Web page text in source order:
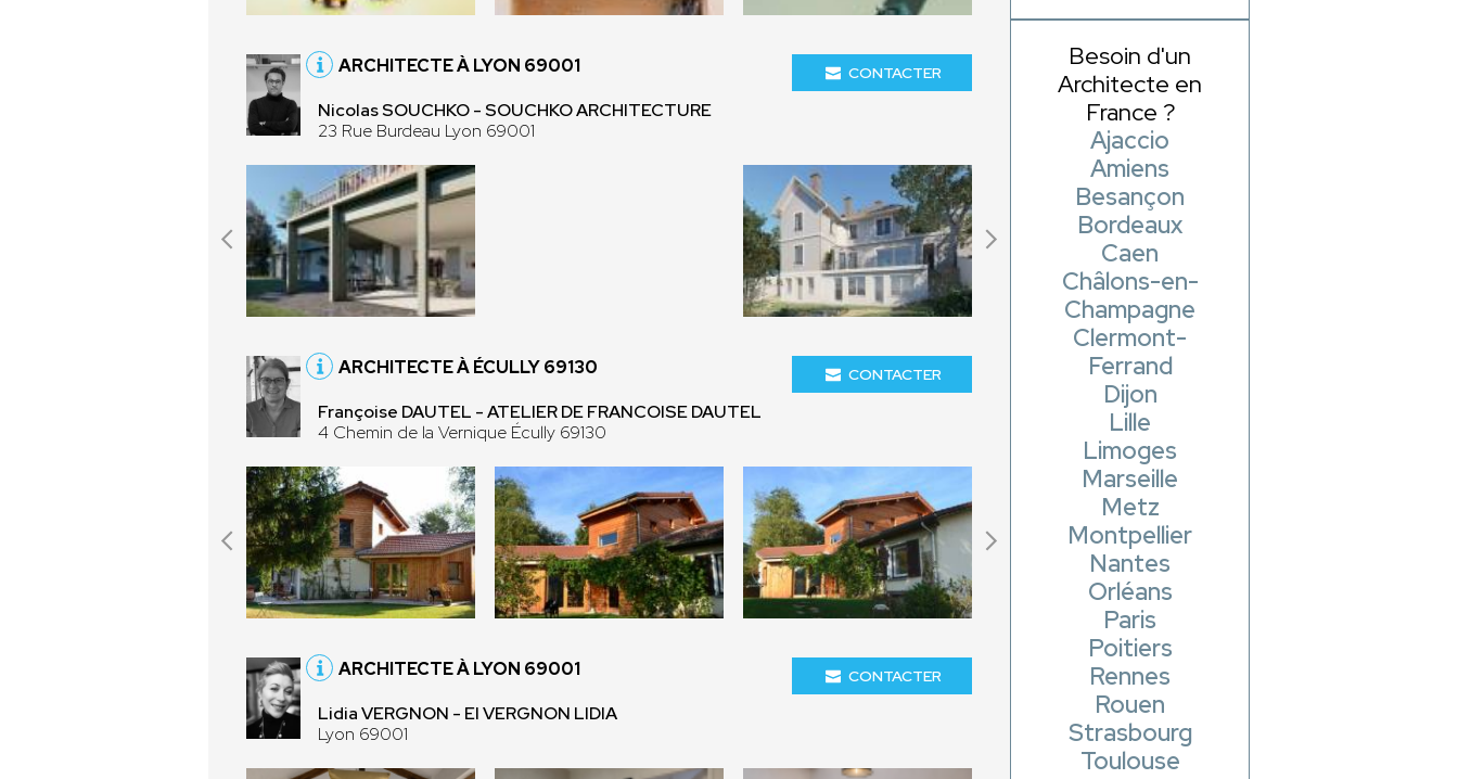
ARCHITECTE À LYON 69001
Nicolas SOUCHKO - SOUCHKO ARCHITECTURE
23 Rue Burdeau Lyon 69001
CONTACTER
ARCHITECTE À ÉCULLY 69130
Françoise DAUTEL - ATELIER DE FRANCOISE DAUTEL
4 Chemin de la Vernique Écully 69130
CONTACTER
ARCHITECTE À LYON 69001
Lidia VERGNON - EI VERGNON LIDIA
Lyon 69001
CONTACTER
Besoin d'un
Architecte en
France ?
Ajaccio
Amiens
Besançon
Bordeaux
Caen
Châlons-en-
Champagne
Clermont-
Ferrand
Dijon
Lille
Limoges
Marseille
Metz
Montpellier
Nantes
Orléans
Paris
Poitiers
Rennes
Rouen
Strasbourg
Toulouse